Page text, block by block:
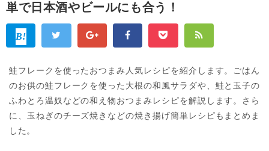
単で日本酒やビールにも合う！
鮭フレークを使ったおつまみ人気レシピを紹介します。ごはん
のお供の鮭フレークを使った大根の和風サラダや、鮭と玉子の
ふわとろ温奴などの和え物おつまみレシピを解説します。さら
に、玉ねぎのチーズ焼きなどの焼き揚げ簡単レシピもまとめま
した。